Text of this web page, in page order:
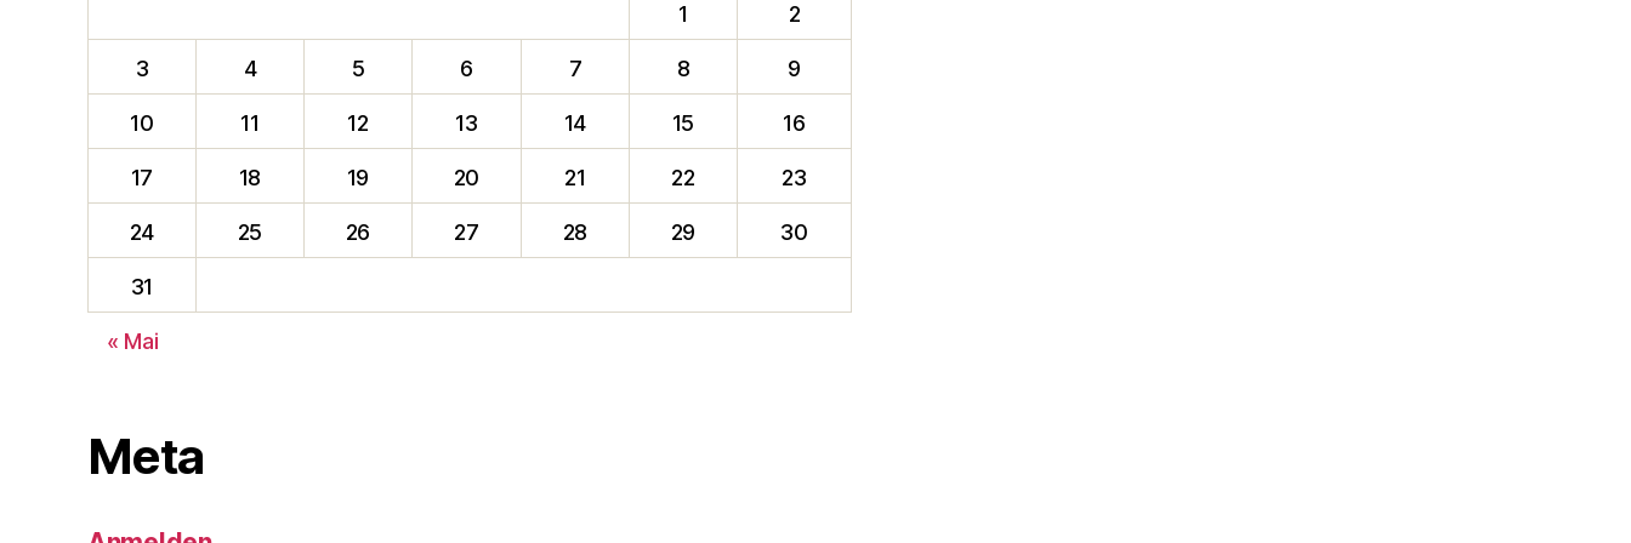
1 2
3 4 5 6 7 8 9
10 11 12 13 14 15 16
17 18 19 20 21 22 23
24 25 26 27 28 29 30
31
« Mai
Meta